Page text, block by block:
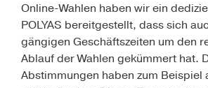
Online-Wahlen haben wir ein
POLYAS bereitgestellt, dass sich
gängigen Geschäftszeiten um den
Ablauf der Wahlen gekümmert hat.
Abstimmungen haben zum Beispiel